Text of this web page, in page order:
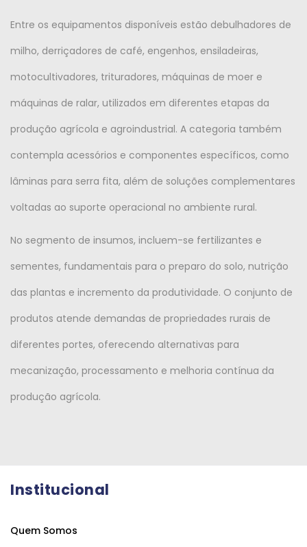
Entre os equipamentos disponíveis estão debulhadores de
milho, derriçadores de café, engenhos, ensiladeiras,
motocultivadores, trituradores, máquinas de moer e
máquinas de ralar, utilizados em diferentes etapas da
produção agrícola e agroindustrial. A categoria também
contempla acessórios e componentes específicos, como
lâminas para serra fita, além de soluções complementares
voltadas ao suporte operacional no ambiente rural.
No segmento de insumos, incluem-se fertilizantes e
sementes, fundamentais para o preparo do solo, nutrição
das plantas e incremento da produtividade. O conjunto de
produtos atende demandas de propriedades rurais de
diferentes portes, oferecendo alternativas para
mecanização, processamento e melhoria contínua da
produção agrícola.
Institucional
Quem Somos